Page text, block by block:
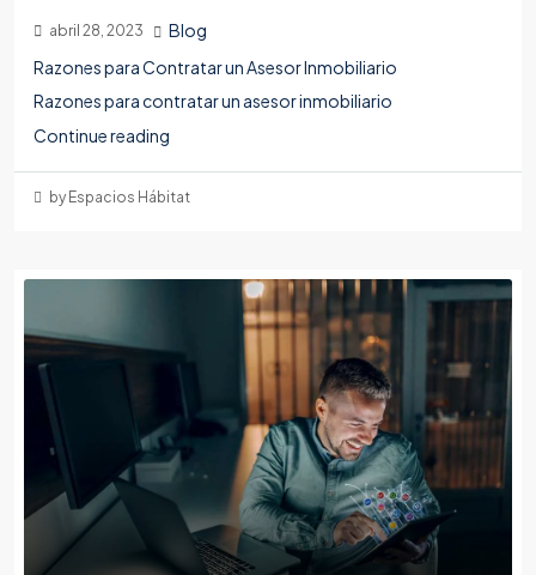
abril 28, 2023
Blog
Razones para Contratar un Asesor Inmobiliario
Razones para contratar un asesor inmobiliario
Continue reading
by Espacios Hábitat